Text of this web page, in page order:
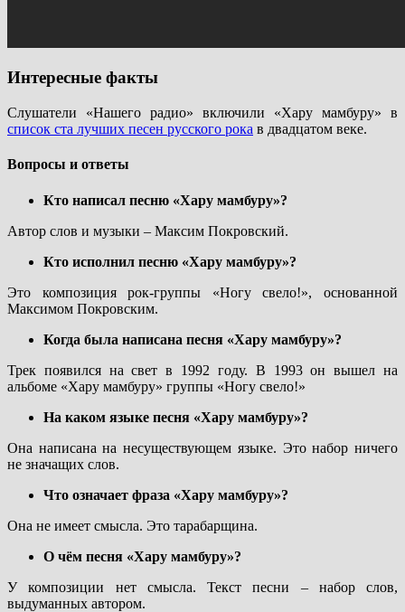
Интересные факты
Слушатели «Нашего радио» включили «Хару мамбуру» в
список ста лучших песен русского рока в двадцатом веке.
Вопросы и ответы
Кто написал песню «Хару мамбуру»?
Автор слов и музыки – Максим Покровский.
Кто исполнил песню «Хару мамбуру»?
Это композиция рок-группы «Ногу свело!», основанной
Максимом Покровским.
Когда была написана песня «Хару мамбуру»?
Трек появился на свет в 1992 году. В 1993 он вышел на
альбоме «Хару мамбуру» группы «Ногу свело!»
На каком языке песня «Хару мамбуру»?
Она написана на несуществующем языке. Это набор ничего
не значащих слов.
Что означает фраза «Хару мамбуру»?
Она не имеет смысла. Это тарабарщина.
О чём песня «Хару мамбуру»?
У композиции нет смысла. Текст песни – набор слов,
выдуманных автором.